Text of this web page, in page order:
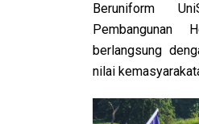
Beruniform
Pembangunan
berlangsung
nilai